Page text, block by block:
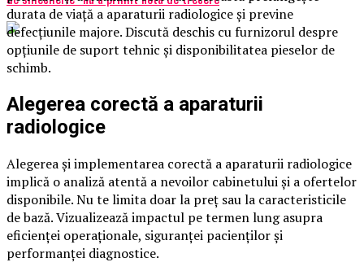
durata de viață a aparaturii radiologice și previne
defecțiunile majore. Discută deschis cu furnizorul despre
opțiunile de suport tehnic și disponibilitatea pieselor de
schimb.
Alegerea corectă a aparaturii
radiologice
Alegerea și implementarea corectă a aparaturii radiologice
implică o analiză atentă a nevoilor cabinetului și a ofertelor
disponibile. Nu te limita doar la preț sau la caracteristicile
de bază. Vizualizează impactul pe termen lung asupra
eficienței operaționale, siguranței pacienților și
performanței diagnostice.